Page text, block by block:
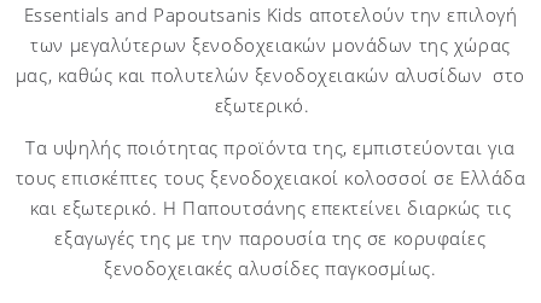
Essentials and Papoutsanis Kids αποτελούν την επιλογή
των μεγαλύτερων ξενοδοχειακών μονάδων της χώρας
μας, καθώς και πολυτελών ξενοδοχειακών αλυσίδων στο
εξωτερικό.
Τα υψηλής ποιότητας προϊόντα της, εμπιστεύονται για
τους επισκέπτες τους ξενοδοχειακοί κολοσσοί σε Ελλάδα
και εξωτερικό. Η Παπουτσάνης επεκτείνει διαρκώς τις
εξαγωγές της με την παρουσία της σε κορυφαίες
ξενοδοχειακές αλυσίδες παγκοσμίως.